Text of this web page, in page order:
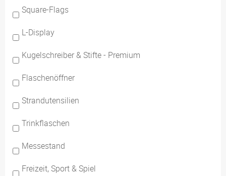
Square-Flags
L-Display
Kugelschreiber & Stifte - Premium
Flaschenöffner
Strandutensilien
Trinkflaschen
Messestand
Freizeit, Sport & Spiel